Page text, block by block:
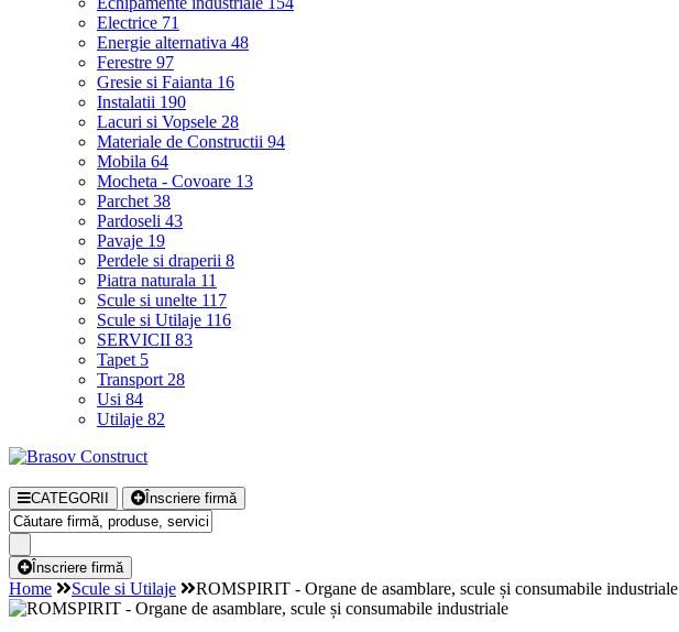
Electrice 71
Energie alternativa 48
Ferestre 97
Gresie si Faianta 16
Instalatii 190
Lacuri si Vopsele 28
Materiale de Constructii 94
Mobila 64
Mocheta - Covoare 13
Parchet 38
Pardoseli 43
Pavaje 19
Perdele si draperii 8
Piatra naturala 11
Scule si unelte 117
Scule si Utilaje 116
SERVICII 83
Tapet 5
Transport 28
Usi 84
Utilaje 82
CATEGORII Înscriere firmă
Înscriere firmă
Home Scule si Utilaje ROMSPIRIT - Organe de asamblare, scule și consumabile industriale